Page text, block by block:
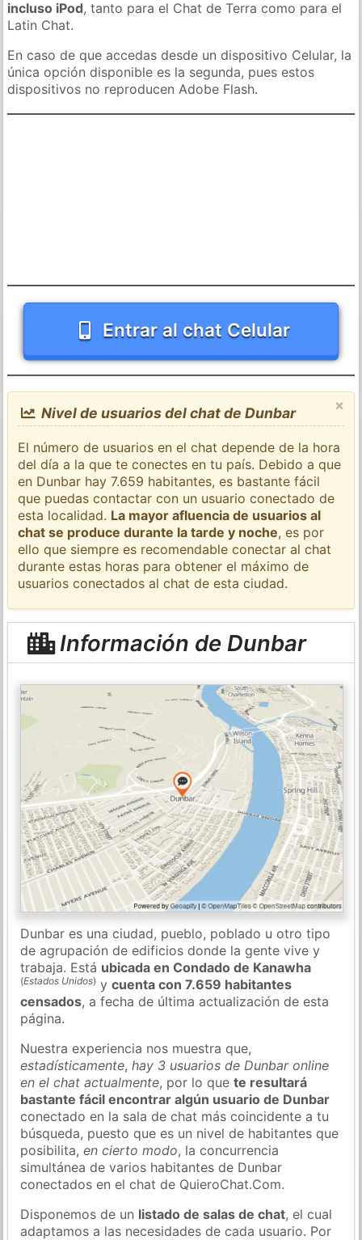
incluso iPod, tanto para el Chat de Terra como para el
Latin Chat.
En caso de que accedas desde un dispositivo Celular, la
única opción disponible es la segunda, pues estos
dispositivos no reproducen Adobe Flash.
Entrar al chat Celular
×
Nivel de usuarios del chat de Dunbar
El número de usuarios en el chat depende de la hora
del día a la que te conectes en tu país. Debido a que
en Dunbar hay 7.659 habitantes, es bastante fácil
que puedas contactar con un usuario conectado de
esta localidad. La mayor afluencia de usuarios al
chat se produce durante la tarde y noche, es por
ello que siempre es recomendable conectar al chat
durante estas horas para obtener el máximo de
usuarios conectados al chat de esta ciudad.
Información de Dunbar
Dunbar es una ciudad, pueblo, poblado u otro tipo
de agrupación de edificios donde la gente vive y
trabaja. Está ubicada en Condado de Kanawha
(Estados Unidos) ycuenta con 7.659 habitantes
censados, a fecha de última actualización de esta
página.
Nuestra experiencia nos muestra que,
estadísticamente,hay 3 usuarios de Dunbar online
en el chat actualmente, por lo quete resultará
bastante fácil encontrar algún usuario de Dunbar
conectado en la sala de chat más coincidente a tu
búsqueda, puesto que es un nivel de habitantes que
posibilita,en cierto modo, la concurrencia
simultánea de varios habitantes de Dunbar
conectados en el chat de QuieroChat.Com.
Disponemos de un listado de salas de chat, el cual
adaptamos a las necesidades de cada usuario. Por